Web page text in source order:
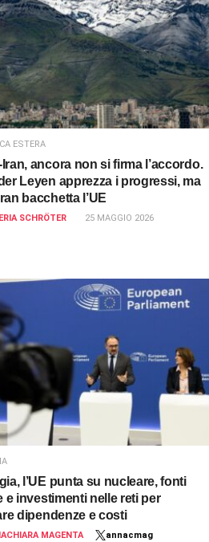
ESTERA
ancora non si firma l’accordo.
Leyen apprezza i progressi, ma
bacchetta l’UE
SCHRÖTER 25 MAGGIO 2026
l’UE punta su nucleare, fonti
e investimenti nelle reti per
dipendenze e costi
MAGENTA
annacmag